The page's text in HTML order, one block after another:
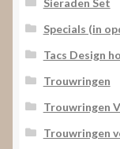
Specials (in
Tacs Design
Trouwringen
Trouwringen
Trouwringen